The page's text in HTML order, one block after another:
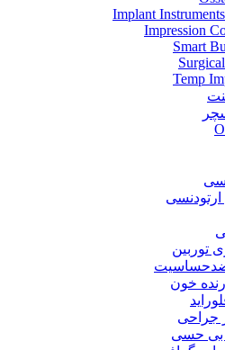
Implant
Impression
Smart
Temp
ارتودنسی
توربین
خون
جراحی
بی حسی